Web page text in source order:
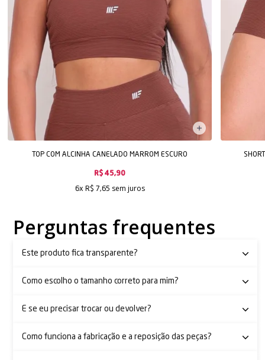
TOP COM ALCINHA CANELADO MARROM ESCURO
R$ 45,90
6x R$ 7,65 sem juros
Perguntas frequentes
Este produto fica transparente?
Como escolho o tamanho correto para mim?
E se eu precisar trocar ou devolver?
Como funciona a fabricação e a reposição das peças?